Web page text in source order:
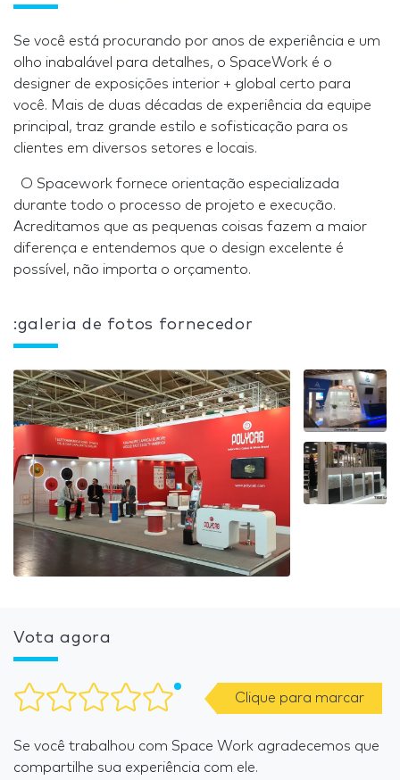
Se você está procurando por anos de experiência e um
olho inabalável para detalhes, o SpaceWork é o
designer de exposições interior + global certo para
você. Mais de duas décadas de experiência da equipe
principal, traz grande estilo e sofisticação para os
clientes em diversos setores e locais.
O Spacework fornece orientação especializada
durante todo o processo de projeto e execução.
Acreditamos que as pequenas coisas fazem a maior
diferença e entendemos que o design excelente é
possível, não importa o orçamento.
:galeria de fotos fornecedor
Vota agora
Clique para marcar
Se você trabalhou com Space Work agradecemos que
compartilhe sua experiência com ele.